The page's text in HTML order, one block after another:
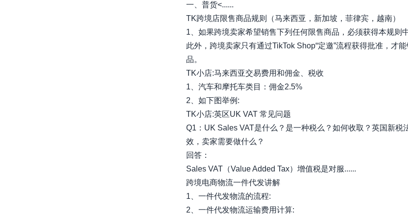
一、普货​<......
TK跨境店限售商品规则（马来西亚，新加坡，菲律宾，越南）
1、如果跨境卖家希望销售下列任何限售商品，必须获得本规则
此外，跨境卖家只有通过TikTok Shop“定邀”流程获得批准，才
品。 ​
TK小店:马来西亚交易费用和佣金、税收
1、汽车和摩托车类目：佣金2.5%
2、如下图举例:
TK小店:英区UK VAT 常见问题
Q1：UK Sales VAT是什么？是一种税么？如何收取？英国新税
效，卖家需要做什么？
回答：
Sales VAT（Value Added Tax）增值税是对服......
跨境电商物流一件代发讲解
1、一件代发物流的流程:
2、一件代发物流运输费用计算: